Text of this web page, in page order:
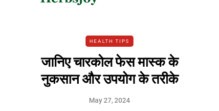
HEALTH TIPS
जानिए चारकोल फेस मास्क के
नुकसान और उपयोग के तरीके
May 27, 2024